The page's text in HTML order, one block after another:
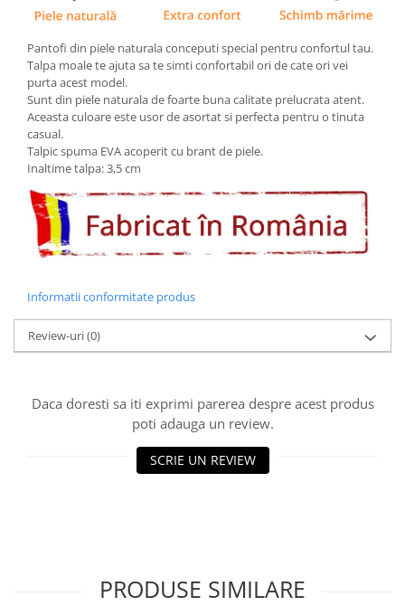
Pantofi din piele naturala conceputi special pentru confortul tau.
Talpa moale te ajuta sa te simti confortabil ori de cate ori vei
purta acest model.
Sunt din piele naturala de foarte buna calitate prelucrata atent.
Aceasta culoare este usor de asortat si perfecta pentru o tinuta
casual.
Talpic spuma EVA acoperit cu brant de piele.
Inaltime talpa: 3,5 cm
Informatii conformitate produs
Review-uri(0)
Daca doresti sa iti exprimi parerea despre acest produs
poti adauga un review.
SCRIE UN REVIEW
PRODUSE SIMILARE